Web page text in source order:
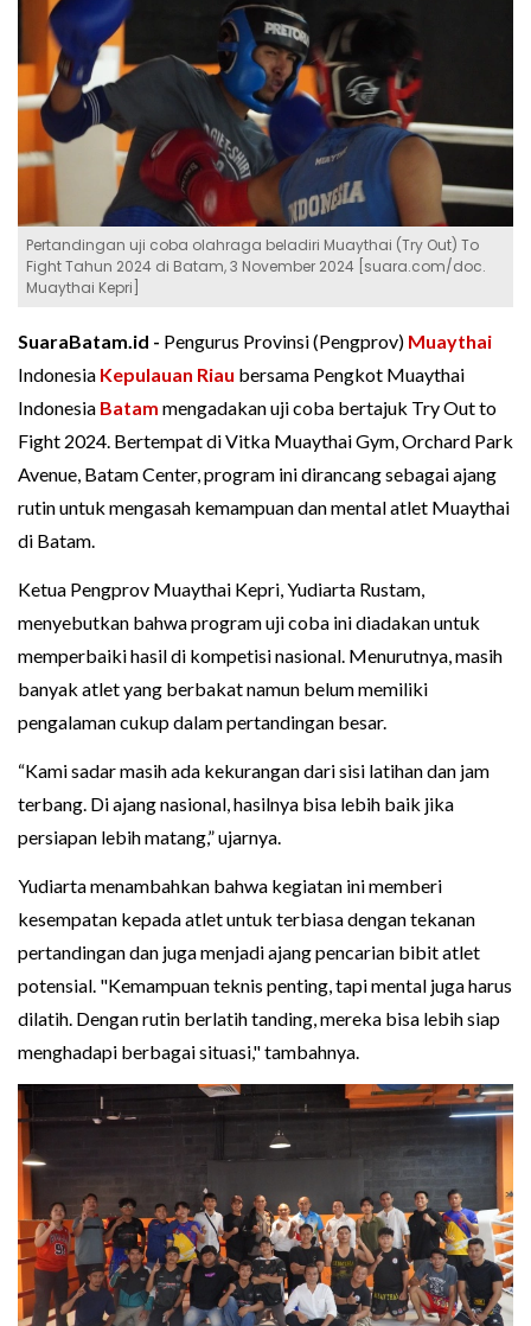
Pertandingan uji coba olahraga beladiri Muaythai (Try Out) To
Fight Tahun 2024 di Batam, 3 November 2024 [suara.com/doc.
Muaythai Kepri]
SuaraBatam.id - Pengurus Provinsi (Pengprov) Muaythai
Indonesia Kepulauan Riau bersama Pengkot Muaythai
Indonesia Batam mengadakan uji coba bertajuk Try Out to
Fight 2024. Bertempat di Vitka Muaythai Gym, Orchard Park
Avenue, Batam Center, program ini dirancang sebagai ajang
rutin untuk mengasah kemampuan dan mental atlet Muaythai
di Batam.
Ketua Pengprov Muaythai Kepri, Yudiarta Rustam,
menyebutkan bahwa program uji coba ini diadakan untuk
memperbaiki hasil di kompetisi nasional. Menurutnya, masih
banyak atlet yang berbakat namun belum memiliki
pengalaman cukup dalam pertandingan besar.
“Kami sadar masih ada kekurangan dari sisi latihan dan jam
terbang. Di ajang nasional, hasilnya bisa lebih baik jika
persiapan lebih matang,” ujarnya.
Yudiarta menambahkan bahwa kegiatan ini memberi
kesempatan kepada atlet untuk terbiasa dengan tekanan
pertandingan dan juga menjadi ajang pencarian bibit atlet
potensial. "Kemampuan teknis penting, tapi mental juga harus
dilatih. Dengan rutin berlatih tanding, mereka bisa lebih siap
menghadapi berbagai situasi," tambahnya.